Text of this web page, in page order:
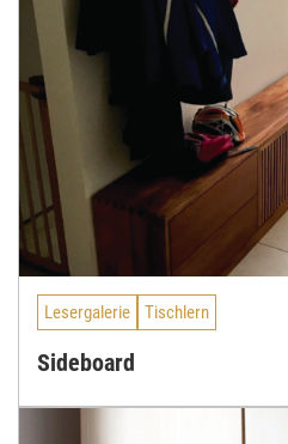
Lesergalerie Tischlern
Sideboard